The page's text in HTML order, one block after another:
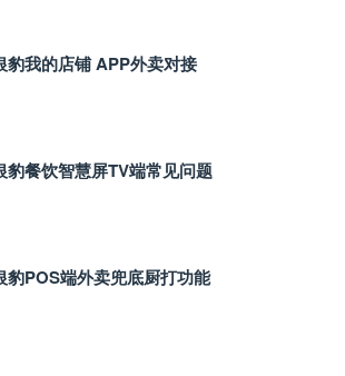
豹我的店铺 APP外卖对接
豹餐饮智慧屏TV端常见问题
豹POS端外卖兜底厨打功能